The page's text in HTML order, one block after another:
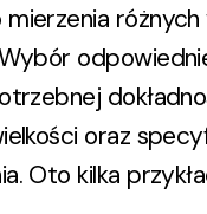
mierzenia różnych
oraz
Oto kilka